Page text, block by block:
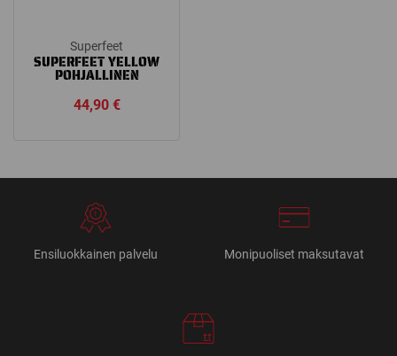
Superfeet
SUPERFEET YELLOW
POHJALLINEN
44,90 €
Ensiluokkainen palvelu Monipuoliset maksutavat